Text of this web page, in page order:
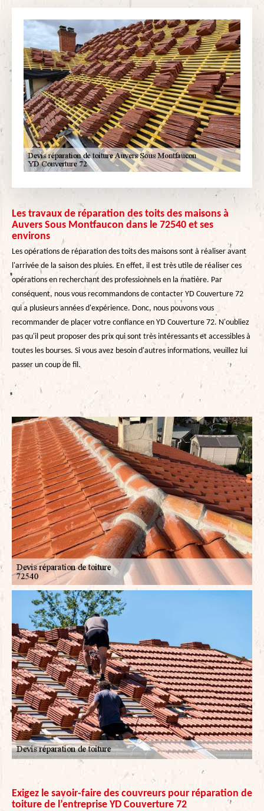
Les travaux de réparation des toits des maisons à
Auvers Sous Montfaucon dans le 72540 et ses
environs
Les opérations de réparation des toits des maisons sont à réaliser avant
l'arrivée de la saison des pluies. En effet, il est très utile de réaliser ces
opérations en recherchant des professionnels en la matière. Par
conséquent, nous vous recommandons de contacter YD Couverture 72
qui a plusieurs années d'expérience. Donc, nous pouvons vous
recommander de placer votre confiance en YD Couverture 72. N'oubliez
pas qu'il peut proposer des prix qui sont très intéressants et accessibles à
toutes les bourses. Si vous avez besoin d'autres informations, veuillez lui
passer un coup de fil.
Exigez le savoir-faire des couvreurs pour réparation de
toiture de l’entreprise YD Couverture 72